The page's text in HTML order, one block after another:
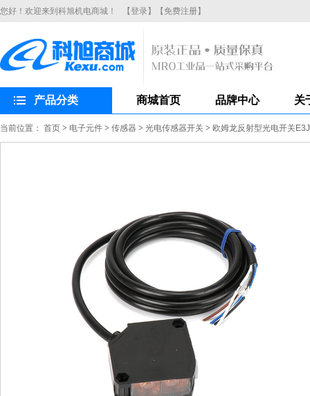
您好！欢迎来到科旭机电商城！ 【登录】 【免费注册】
产品分类 商城首页 品牌中心 关
当前位置： 首页 > 电子元件 > 传感器 > 光电传感器开关 > 欧姆龙反射型光电开关